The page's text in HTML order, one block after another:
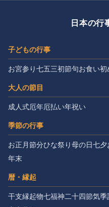
日本の行
子どもの行事
お宮参り七五三初節句お食い初
大人の節目
成人式厄年厄払い年祝い
季節の行事
お正月節分ひな祭り母の日七夕
年末
暦・縁起
干支縁起物七福神二十四節気季